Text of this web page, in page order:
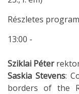
Részletes program
13:00 -
Sziklai Péter
Saskia Stevens:
borders of the